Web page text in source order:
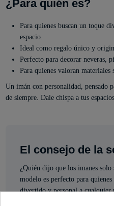
¿Para quién es?
Para quienes buscan un toque
espacio.
Ideal como regalo único y
Perfecto para decorar neveras,
Para quienes valoran materiales
Un imán con personalidad, pensado
de siempre. Dale chispa a tus
El consejo de la
¿Quién dijo que los imanes solo
modelo es perfecto para
divertido y personal a cualquier